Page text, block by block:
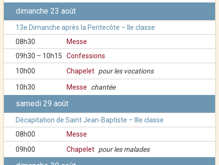
dimanche 23 août
13e Dimanche après la Pentecôte – IIe classe
08h30
Messe
09h30 – 10h15
Confessions
10h00
Chapelet pour les vocations
10h30 Messe chantée
samedi 29 août
Décapitation de Saint Jean-Baptiste – IIIe classe
08h00
Messe
09h00
Chapelet pour les malades